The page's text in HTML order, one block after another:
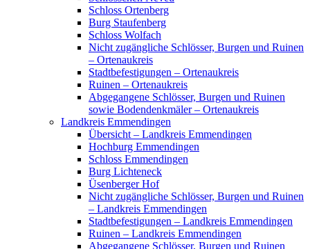
Schloss Ortenberg
Burg Staufenberg
Schloss Wolfach
Nicht zugängliche Schlösser, Burgen und Ruinen
– Ortenaukreis
Stadtbefestigungen – Ortenaukreis
Ruinen – Ortenaukreis
Abgegangene Schlösser, Burgen und Ruinen
sowie Bodendenkmäler – Ortenaukreis
Landkreis Emmendingen
Übersicht – Landkreis Emmendingen
Hochburg Emmendingen
Schloss Emmendingen
Burg Lichteneck
Üsenberger Hof
Nicht zugängliche Schlösser, Burgen und Ruinen
– Landkreis Emmendingen
Stadtbefestigungen – Landkreis Emmendingen
Ruinen – Landkreis Emmendingen
Abgegangene Schlösser, Burgen und Ruinen